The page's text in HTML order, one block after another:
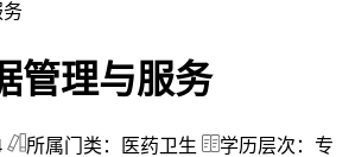
务
管理与服务
所属门类：医药卫生
学历层次：专